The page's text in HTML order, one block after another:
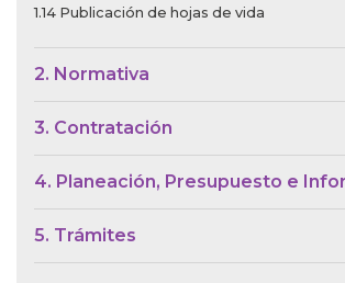
1.14 Publicación de hojas de vida
2. Normativa
3. Contratación
4. Planeación, Presupuesto e
5. Trámites